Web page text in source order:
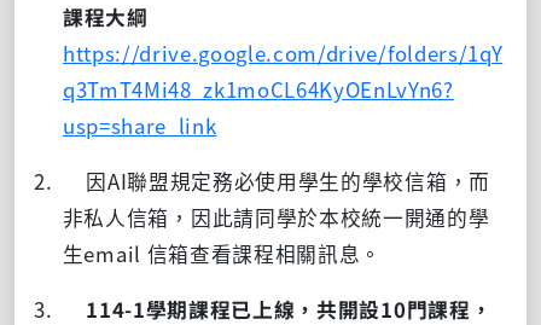
課程大綱
https://drive.google.com/drive/folders/1qY
q3TmT4Mi48_zk1moCL64KyOEnLvYn6?
usp=share_link
2. 因AI聯盟規定務必使用學生的學校信箱，而
非私人信箱，因此請同學於本校統一開通的學
生email 信箱查看課程相關訊息。
3. 114-1學期課程已上線，共開設10門課程，